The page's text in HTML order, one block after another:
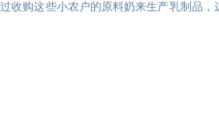
收购这些小农户的原料奶来生产乳制品，